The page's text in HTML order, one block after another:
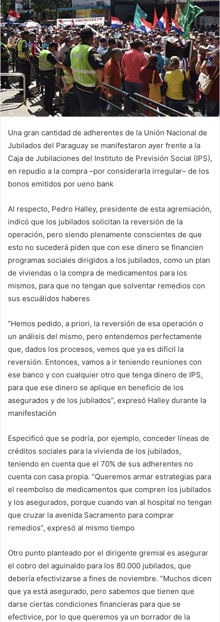
Una gran cantidad de adherentes de la Unión Nacional de
Jubilados del Paraguay se manifestaron ayer frente a la
Caja de Jubilaciones del Instituto de Previsión Social (IPS),
en repudio a la compra –por considerarla irregular– de los
bonos emitidos por ueno bank
Al respecto, Pedro Halley, presidente de esta agremiación,
indicó que los jubilados solicitan la reversión de la
operación, pero siendo plenamente conscientes de que
esto no sucederá piden que con ese dinero se financien
programas sociales dirigidos a los jubilados, como un plan
de viviendas o la compra de medicamentos para los
mismos, para que no tengan que solventar remedios con
sus escuálidos haberes
“Hemos pedido, a priori, la reversión de esa operación o
un análisis del mismo, pero entendemos perfectamente
que, dados los procesos, vemos que ya es difícil la
reversión. Entonces, vamos a ir teniendo reuniones con
ese banco y con cualquier otro que tenga dinero de IPS,
para que ese dinero se aplique en beneficio de los
asegurados y de los jubilados”, expresó Halley durante la
manifestación
Especificó que se podría, por ejemplo, conceder líneas de
créditos sociales para la vivienda de los jubilados,
teniendo en cuenta que el 70% de sus adherentes no
cuenta con casa propia. “Queremos armar estrategias para
el reembolso de medicamentos que compren los jubilados
y los asegurados, porque cuando van al hospital no tengan
que cruzar la avenida Sacramento para comprar
remedios”, expresó al mismo tiempo
Otro punto planteado por el dirigente gremial es asegurar
el cobro del aguinaldo para los 80.000 jubilados, que
debería efectivizarse a fines de noviembre. “Muchos dicen
que ya está asegurado, pero sabemos que tienen que
darse ciertas condiciones financieras para que se
efectivice, por lo que queremos ya un borrador de la